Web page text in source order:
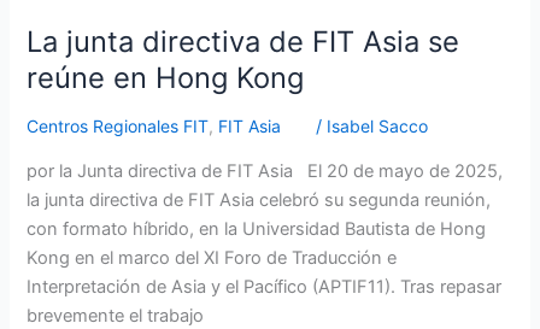
La junta directiva de FIT Asia se
reúne en Hong Kong
Centros Regionales FIT, FIT Asia / Isabel Sacco
por la Junta directiva de FIT Asia El 20 de mayo de 2025,
la junta directiva de FIT Asia celebró su segunda reunión,
con formato híbrido, en la Universidad Bautista de Hong
Kong en el marco del XI Foro de Traducción e
Interpretación de Asia y el Pacífico (APTIF11). Tras repasar
brevemente el trabajo